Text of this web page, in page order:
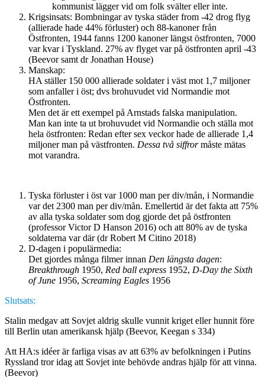
kommunist lägger vid om folk svälter eller inte.
Krigsinsats: Bombningar av tyska städer from -42 drog flyg
(allierade hade 44% förluster) och 88-kanoner från
Östfronten, 1944 fanns 1200 kanoner längst östfronten, 7000
var kvar i Tyskland. 27% av flyget var på östfronten april -43
(Beevor samt dr Jonathan House)
Manskap:
HA ställer 150 000 allierade soldater i väst mot 1,7 miljoner
som anfaller i öst; dvs brohuvudet vid Normandie mot
Östfronten.
Men det är ett exempel på Arnstads falska manipulation.
Man kan inte ta ut brohuvudet vid Normandie och ställa mot
hela östfronten: Redan efter sex veckor hade de allierade 1,4
miljoner man på västfronten. Dessa två siffrormåste mätas
mot varandra.
Tyska förluster i öst var 1000 man per div/mån, i Normandie
var det 2300 man per div/mån. Emellertid är det fakta att 75%
av alla tyska soldater som dog gjorde det på östfronten
(professor Victor D Hanson 2016) och att 80% av de tyska
soldaterna var där (dr Robert M Citino 2018)
D-dagen i populärmedia:
Det gjordes många filmer innan Den längsta dagen:
Breakthrough 1950, Red ball express 1952, D-Day the Sixth
of June 1956, Screaming Eagles 1956
Slutsats:
Stalin medgav att Sovjet aldrig skulle vunnit kriget eller hunnit före
till Berlin utan amerikansk hjälp (Beevor, Keegan s 334)
Att HA:s idéer är farliga visas av att 63% av befolkningen i Putins
Ryssland tror idag att Sovjet inte behövde andras hjälp för att vinna.
(Beevor)